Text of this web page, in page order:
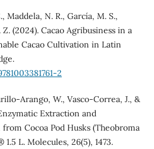
Maddela, N. R., García, M. S.,
(2024). Cacao Agribusiness in a
Cacao Cultivation in Latin
2
Arango, W., Vasco-Correa, J., &
Extraction and
Cocoa Pod Husks (Theobroma
L. Molecules, 26(5), 1473.